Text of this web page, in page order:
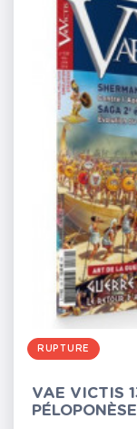
RUPTURE
VAE VICTIS